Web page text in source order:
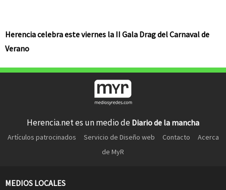
Herencia celebra este viernes la II Gala Drag del Carnaval de
Verano
Herencia.net es un medio de Diario de la mancha
Artículos patrocinados Servicio de Diseño web Contacto
Acerca
de MyR
MEDIOS LOCALES